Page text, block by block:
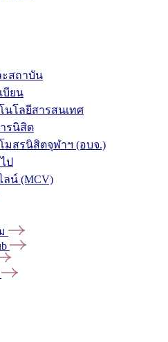
สถาบัน
บียน
นโลยีสารสนเทศ
รนิสิต
มสรนิสิตจุฬาฯ (อบจ.)
ป
ลน์ (MCV)